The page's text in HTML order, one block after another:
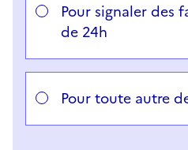
Pour signaler des
de 24h
Pour toute autre